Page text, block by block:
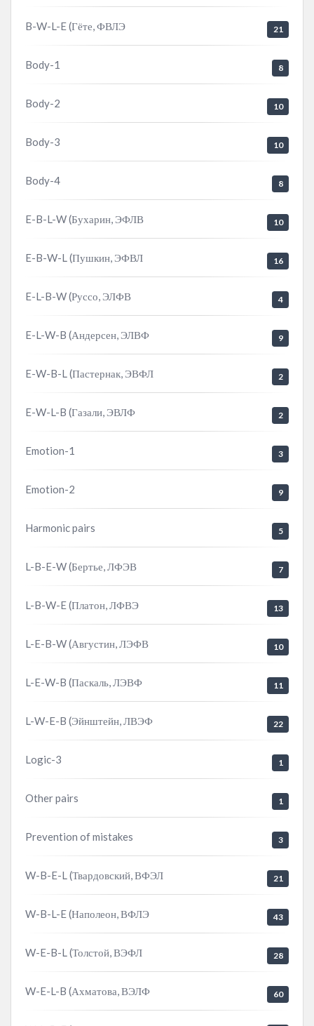
B-W-L-E (Гёте, ФВЛЭ 21
Body-1 8
Body-2 10
Body-3 10
Body-4 8
E-B-L-W (Бухарин, ЭФЛВ 10
E-B-W-L (Пушкин, ЭФВЛ 16
E-L-B-W (Руссо, ЭЛФВ 4
E-L-W-B (Андерсен, ЭЛВФ 9
E-W-B-L (Пастернак, ЭВФЛ 2
E-W-L-B (Газали, ЭВЛФ 2
Emotion-1 3
Emotion-2 9
Harmonic pairs 5
L-B-E-W (Бертье, ЛФЭВ 7
L-B-W-E (Платон, ЛФВЭ 13
L-E-B-W (Августин, ЛЭФВ 10
L-E-W-B (Паскаль, ЛЭВФ 11
L-W-E-B (Эйнштейн, ЛВЭФ 22
Logic-3 1
Other pairs 1
Prevention of mistakes 3
W-B-E-L (Твардовский, ВФЭЛ 21
W-B-L-E (Наполеон, ВФЛЭ 43
W-E-B-L (Толстой, ВЭФЛ 28
W-E-L-B (Ахматова, ВЭЛФ 60